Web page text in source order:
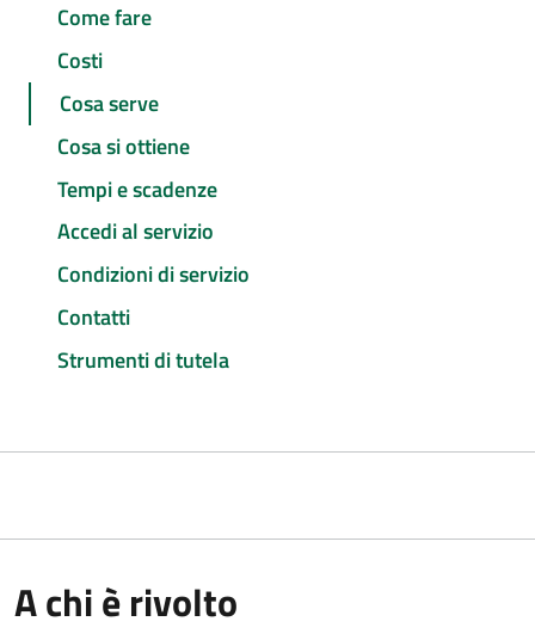
Come fare
Costi
Cosa serve
Cosa si ottiene
Tempi e scadenze
Accedi al servizio
Condizioni di servizio
Contatti
Strumenti di tutela
A chi è rivolto